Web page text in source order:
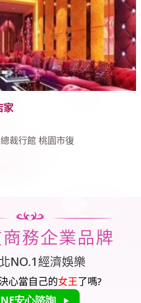
家
總裁行館 桃園市復
NO.1經濟娛樂
心當自己的女王了嗎?